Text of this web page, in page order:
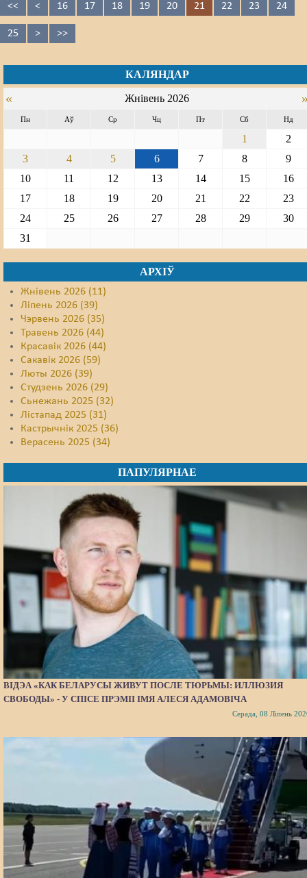
<< < 16 17 18 19 20 21 22 23 24
25 > >>
КАЛЯНДАР
« Жнівень 2026
Пн Аў Ср Чц Пт Сб Нд
1
2
3
4 5 6 7 8
9
10
11 12 13 14 15
16
17
18 19 20 21 22
23
24
25 26 27 28 29
30
31
АРХІЎ
Жнівень 2026 (11)
Ліпень 2026 (39)
Чэрвень 2026 (35)
Травень 2026 (44)
Красавік 2026 (44)
Сакавік 2026 (59)
Люты 2026 (39)
Студзень 2026 (29)
Сьнежань 2025 (32)
Лістапад 2025 (31)
Кастрычнік 2025 (36)
Верасень 2025 (34)
ПАПУЛЯРНАЕ
ВІДЭА «КАК БЕЛАРУСЫ ЖИВУТ ПОСЛЕ ТЮРЬМЫ: ИЛЛЮЗИЯ
СВОБОДЫ» - У СПІСЕ ПРЭМІІ ІМЯ АЛЕСЯ АДАМОВІЧА
Серада, 08 Ліпень